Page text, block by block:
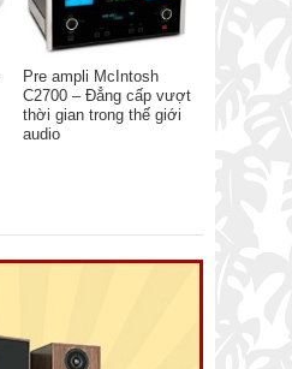
Pre ampli McIntosh
C2700 – Đẳng cấp vượt
thời gian trong thế giới
audio